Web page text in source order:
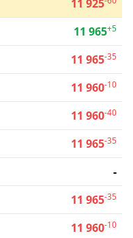
11 925
11 965+5
11 965-35
11 960-10
11 960-40
11 965-35
-
11 965-35
11 960-10